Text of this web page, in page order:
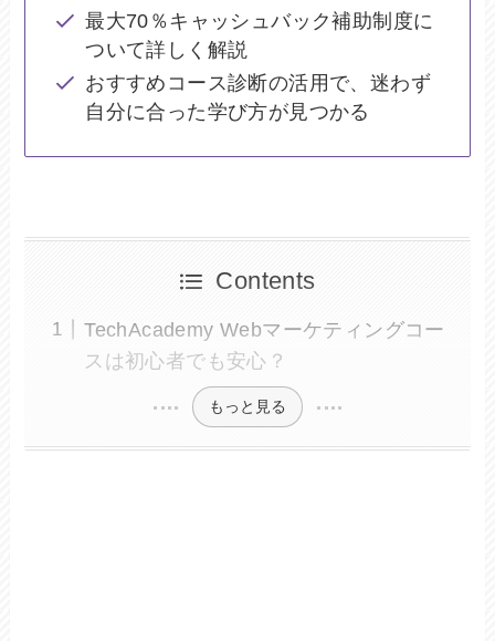
最大70％キャッシュバック補助制度に
ついて詳しく解説
おすすめコース診断の活用で、迷わず
自分に合った学び方が見つかる
Contents
TechAcademy Webマーケティングコー
スは初心者でも安心？
もっと見る